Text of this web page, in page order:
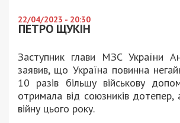
22/04/2023 - 20:30
ПЕТРО ЩУКІН
Заступник глави МЗС України
заявив, що Україна повинна
10 разів більшу військову
отримала від союзників
війну цього року.